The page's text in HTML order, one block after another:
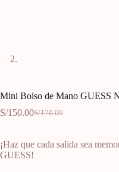
Mini Bolso de Mano GUESS
S/170.00
S/150.00
¡Haz que cada salida sea
GUESS!